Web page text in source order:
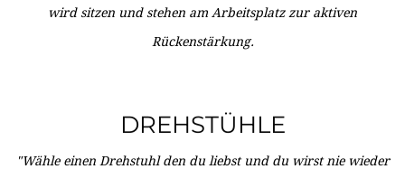
wird sitzen und stehen am Arbeitsplatz zur aktiven
Rückenstärkung.
DREHSTÜHLE
"Wähle einen Drehstuhl den du liebst und du wirst nie wieder